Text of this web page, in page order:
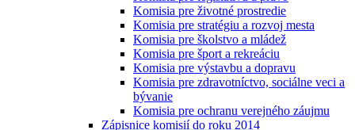
Komisia pre životné prostredie
Komisia pre stratégiu a rozvoj mesta
Komisia pre školstvo a mládež
Komisia pre šport a rekreáciu
Komisia pre výstavbu a dopravu
Komisia pre zdravotníctvo, sociálne veci a
bývanie
Komisia pre ochranu verejného záujmu
Zápisnice komisií do roku 2014